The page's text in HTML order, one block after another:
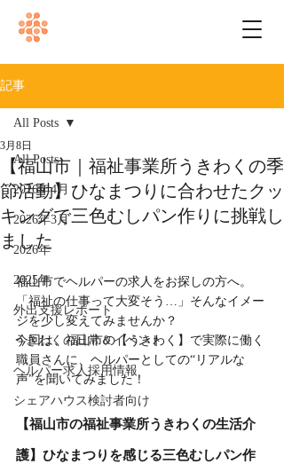
記事
All Posts
2026年4月
2026年3月
2026年
2025年
外出支援レポート
うきわくの日常＆イベント
ヘルパー求人採用情報
シェアハウス検討者向け
All Posts
【福山市｜福祉事業所うきわくの季
節活動】ひなまつりに合わせたクッ
キングで三色むしパン作りに挑戦し
ました
3月8日
福山市でヘルパーの求人をお探しの方へ。
「福祉の仕事って大変そう…」そんなイメー
ジを少し変えてみませんか？
今回は、福山市の【うきわく】で実際に働く
職員さんに、ヘルパーとしての“リアルな
声”を聞いてみました！
【福山市の福祉事業所うきわくの生活介
護】ひなまつりを感じる三色むしパン作